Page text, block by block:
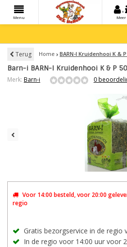
Menu
+
Meer
Terug Home BARN-I Kruidenhooi K &
Barn-i BARN-I Kruidenhooi K & P
Merk: Barn-i 0
Voor 14:00 besteld, voor 20:00
regio
Gratis bezorgservice in de regio
In de regio voor 14:00 uur voor